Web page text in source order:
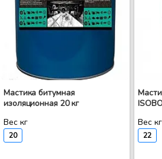
Мастика битумная
изоляционная 20 кг
Вес кг
20
Вес кг
22